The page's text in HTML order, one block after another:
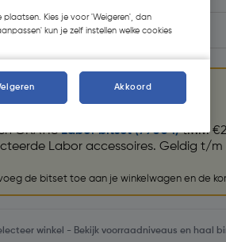
GRATISLabor bitset (79004)t.w.v.
Labor accessoires. Geldig t/m
de bitset toe aan je winkelwagen en de
winkel - Bekijk voorraadniveaus en haal
Kies je voor 'Weigeren', dan
kun je zelf instellen welke cookies
Akkoord